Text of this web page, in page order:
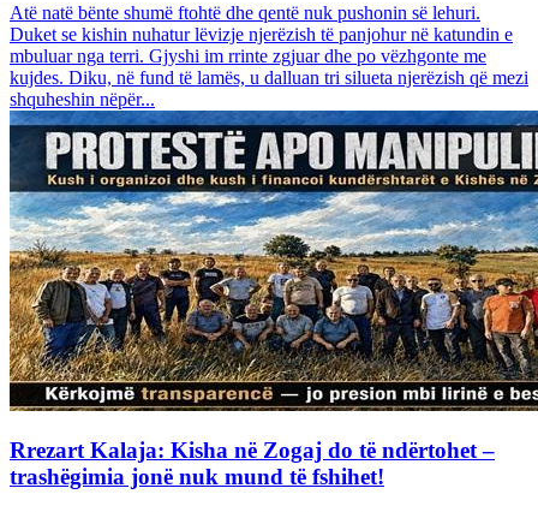
Atë natë bënte shumë ftohtë dhe qentë nuk pushonin së lehuri.
Duket se kishin nuhatur lëvizje njerëzish të panjohur në katundin e
mbuluar nga terri. Gjyshi im rrinte zgjuar dhe po vëzhgonte me
kujdes. Diku, në fund të lamës, u dalluan tri silueta njerëzish që mezi
shquheshin nëpër...
Rrezart Kalaja: Kisha në Zogaj do të ndërtohet –
trashëgimia jonë nuk mund të fshihet!